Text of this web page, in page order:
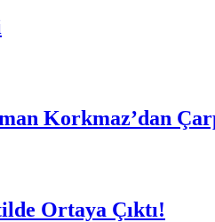
Korkmaz’dan
Ortaya Çıktı!